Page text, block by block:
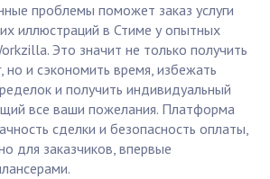
проблемы поможет заказ услуги
иллюстраций в Стиме у опытных
Это значит не только получить
но и сэкономить время, избежать
и получить индивидуальный
все ваши пожелания. Платформа
сделки и безопасность оплаты,
для заказчиков, впервые